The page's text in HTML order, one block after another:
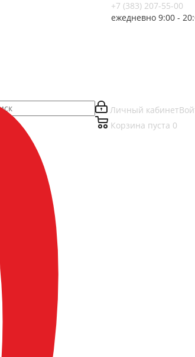
+7 (383) 207-55-00
ежедневно 9:00 -
Личный кабинет
Корзина пуста 0